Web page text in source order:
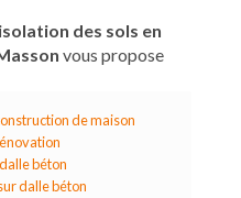
des sols en
vous propose
de maison
béton
dalle béton